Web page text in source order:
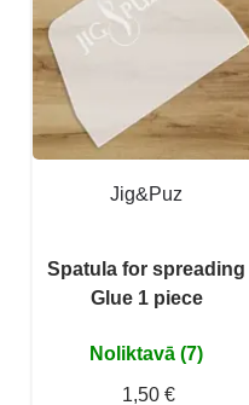
Jig&Puz
Spatula for spreading
Glue 1 piece
Noliktavā (7)
1,50 €